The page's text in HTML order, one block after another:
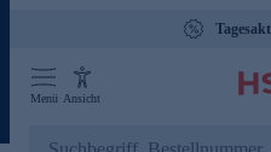
Menü Ansicht